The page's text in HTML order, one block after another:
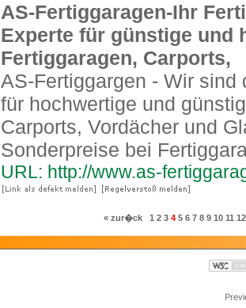
AS-Fertiggaragen-Ihr
Experte für günstige und
Fertiggaragen, Carports,
AS-Fertiggargen - Wir sind
für hochwertige und
Carports, Vordächer und
Sonderpreise bei
URL: http://www.as-
« zur�ck 1 2 3 4 5 6 7 8 9 10 11 12